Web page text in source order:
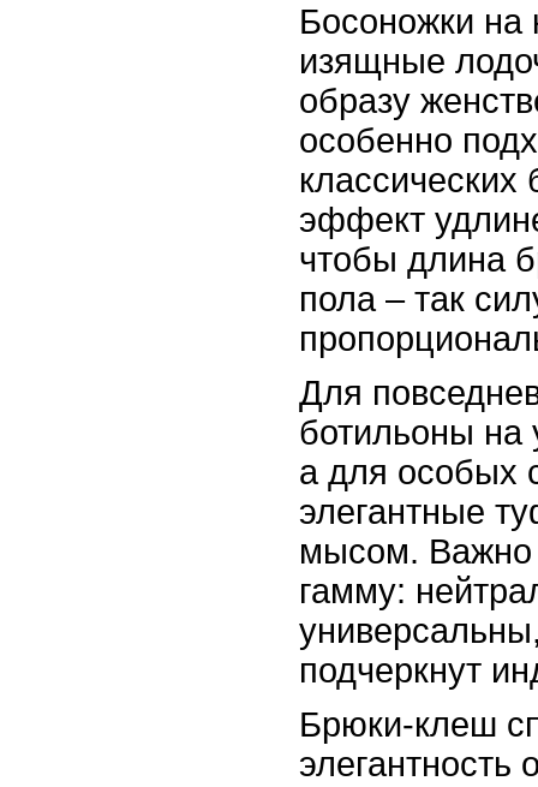
Босоножки на
изящные
образу
особенно
эффект
чтобы длина
пола – так
Для
ботильоны на
а для особых
элегантные
мысом. Важно
гамму:
подчеркнут
Брюки-клеш
элегантность